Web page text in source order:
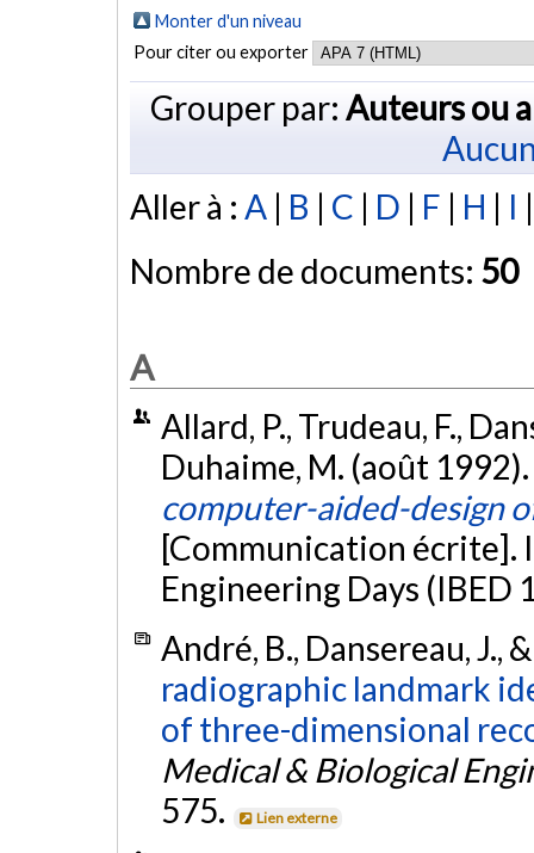
Monter d'un niveau
Pour citer ou exporter
Grouper par: Auteurs ou
Aller à : A | B | C | D | F | H | I
Nombre de documents: 50
A
Allard, P., Trudeau, F.,
Duhaime, M. (août 1992).
computer-aided-design
[Communication
Engineering Days (IBED
André, B., Dansereau, J.,
radiographic landmark
of three-dimensional
Medical & Biological
575.
Lien externe